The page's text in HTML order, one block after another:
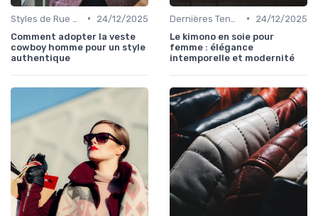
•
24/12/2025
Comment adopter la veste
cowboy homme pour un style
authentique
•
24/12/2025
Le kimono en soie pour
femme : élégance
intemporelle et modernité